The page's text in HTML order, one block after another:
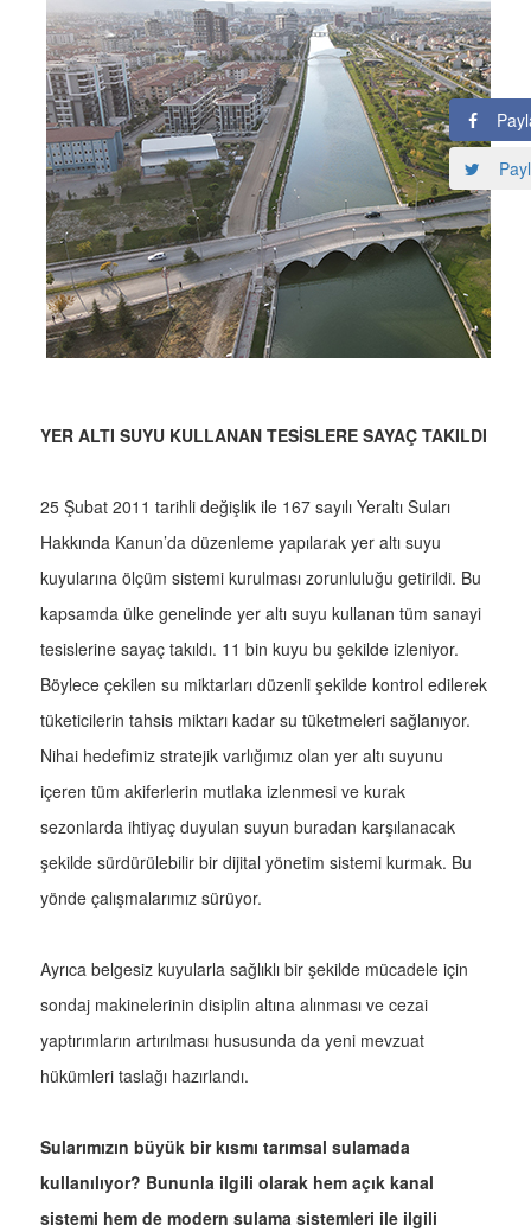
YER ALTI SUYU KULLANAN TESİSLERE SAYAÇ TAKILDI
25 Şubat 2011 tarihli değişlik ile 167 sayılı Yeraltı Suları
Hakkında Kanun’da düzenleme yapılarak yer altı suyu
kuyularına ölçüm sistemi kurulması zorunluluğu getirildi. Bu
kapsamda ülke genelinde yer altı suyu kullanan tüm sanayi
tesislerine sayaç takıldı. 11 bin kuyu bu şekilde izleniyor.
Böylece çekilen su miktarları düzenli şekilde kontrol edilerek
tüketicilerin tahsis miktarı kadar su tüketmeleri sağlanıyor.
Nihai hedefimiz stratejik varlığımız olan yer altı suyunu
içeren tüm akiferlerin mutlaka izlenmesi ve kurak
sezonlarda ihtiyaç duyulan suyun buradan karşılanacak
şekilde sürdürülebilir bir dijital yönetim sistemi kurmak. Bu
yönde çalışmalarımız sürüyor.
Ayrıca belgesiz kuyularla sağlıklı bir şekilde mücadele için
sondaj makinelerinin disiplin altına alınması ve cezai
yaptırımların artırılması hususunda da yeni mevzuat
hükümleri taslağı hazırlandı.
Sularımızın büyük bir kısmı tarımsal sulamada
kullanılıyor? Bununla ilgili olarak hem açık kanal
sistemi hem de modern sulama sistemleri ile ilgili